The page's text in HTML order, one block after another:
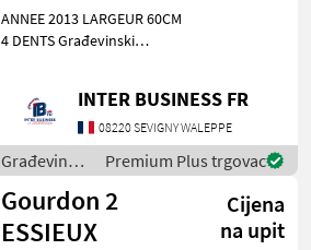
Sonstige
ANNEE 2013 LARGEUR 60CM
4 DENTS Građevinski
INTER BUSINESS FR
08220 SEVIGNY WALEPPE
Građevinski
strojevi /
Case IH
Premium Plus trgovac
Gourdon 2
ESSIEUX
Cijena
na upit